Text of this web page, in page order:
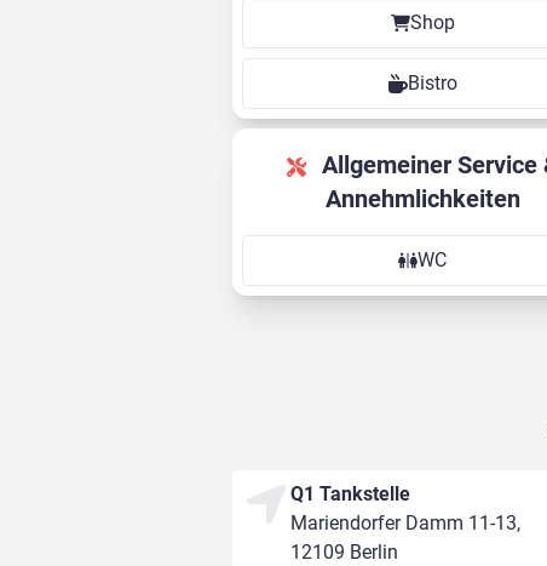
Shop
Bistro
Annehmlichkeiten
WC
Q1 Tankstelle
Mariendorfer Damm 11-13,
12109 Berlin